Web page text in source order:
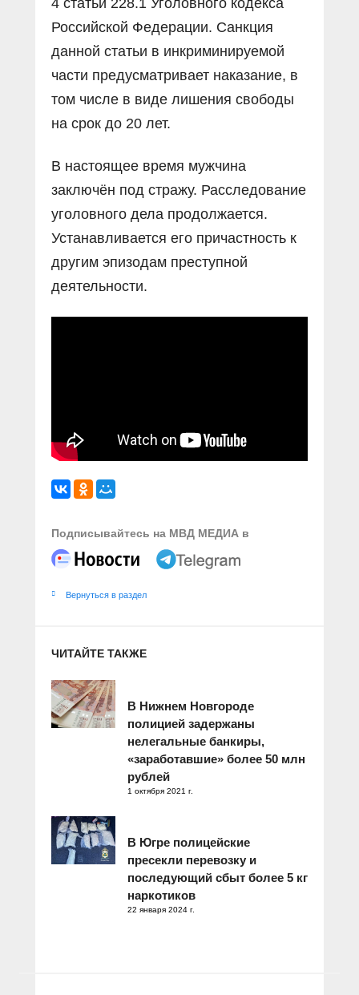
4 статьи 228.1 Уголовного кодекса
Российской Федерации. Санкция
данной статьи в инкриминируемой
части предусматривает наказание, в
том числе в виде лишения свободы
на срок до 20 лет.
В настоящее время мужчина
заключён под стражу. Расследование
уголовного дела продолжается.
Устанавливается его причастность к
другим эпизодам преступной
деятельности.
Подписывайтесь на МВД МЕДИА в
Вернуться в раздел
ЧИТАЙТЕ ТАКЖЕ
В Нижнем Новгороде
полицией задержаны
нелегальные банкиры,
«заработавшие» более 50 млн
рублей
1 октября 2021 г.
В Югре полицейские
пресекли перевозку и
последующий сбыт более 5 кг
наркотиков
22 января 2024 г.